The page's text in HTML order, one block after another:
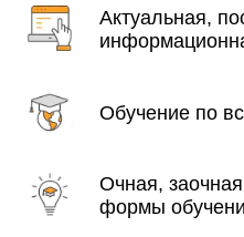
Актуальная,
Обучение по
Очная,
формы